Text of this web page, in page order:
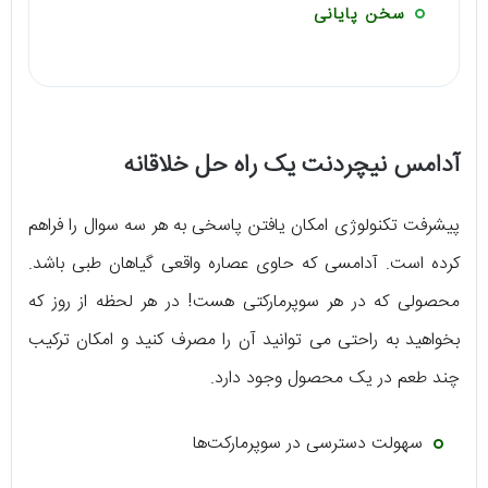
سخن پایانی
آدامس نیچردنت یک راه حل خلاقانه
پیشرفت تکنولوژی امکان یافتن پاسخی به هر سه سوال را فراهم
کرده است. آدامسی که حاوی عصاره واقعی گیاهان طبی باشد.
محصولی که در هر سوپرمارکتی هست! در هر لحظه از روز که
بخواهید به راحتی می توانید آن را مصرف کنید و امکان ترکیب
چند طعم در یک محصول وجود دارد.
سهولت دسترسی در سوپرمارکت‌ها